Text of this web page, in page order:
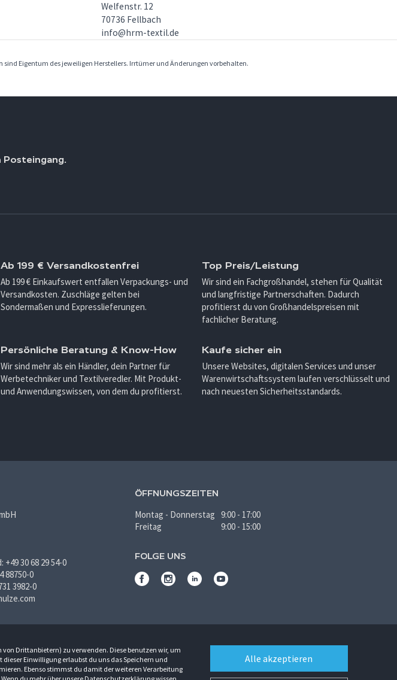
Drittanbietern) zu verwenden. Diese benutzen wir, um
Einwilligung erlaubst du uns das Speichern und
Ebenso stimmst du damit der weiteren Verarbeitung
Alle akzeptieren
Welfenstr. 12
70736 Fellbach
info@hrm-textil.de
Eigentum des jeweiligen Herstellers. Irrtümer und Änderungen vorbehalten.
Posteingang.
Ab 199 € Versandkostenfrei
Ab 199 € Einkaufswert entfallen Verpackungs- und
Versandkosten. Zuschläge gelten bei
Sondermaßen und Expresslieferungen.
Top Preis/Leistung
Wir sind ein Fachgroßhandel, stehen für Qualität
und langfristige Partnerschaften. Dadurch
profitierst du von Großhandelspreisen mit
fachlicher Beratung.
Persönliche Beratung & Know-How
Wir sind mehr als ein Händler, dein Partner für
Werbetechniker und Textilveredler. Mit Produkt-
und Anwendungswissen, von dem du profitierst.
Kaufe sicher ein
Unsere Websites, digitalen Services und unser
Warenwirtschaftssystem laufen verschlüsselt und
nach neuesten Sicherheitsstandards.
30 68 29 54-0
88750-0
3982-0
ÖFFNUNGSZEITEN
Montag - Donnerstag 9:00 - 17:00
Freitag
9:00 - 15:00
FOLGE UNS